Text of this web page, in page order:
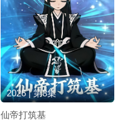
2026 | 第8集
仙帝打筑基